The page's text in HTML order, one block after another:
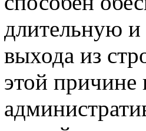
длительную и
выхода из
этой